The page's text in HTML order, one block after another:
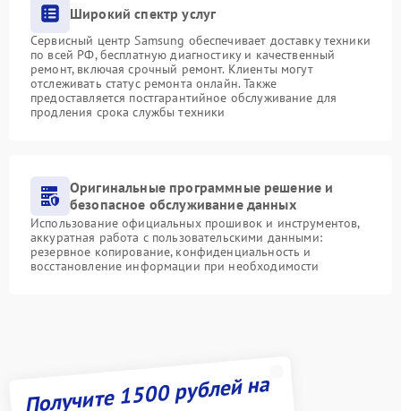
Широкий спектр услуг
Сервисный центр Samsung обеспечивает доставку техники
по всей РФ, бесплатную диагностику и качественный
ремонт, включая срочный ремонт. Клиенты могут
отслеживать статус ремонта онлайн. Также
предоставляется постгарантийное обслуживание для
продления срока службы техники
Оригинальные программные решение и
безопасное обслуживание данных
Использование официальных прошивок и инструментов,
аккуратная работа с пользовательскими данными:
резервное копирование, конфиденциальность и
восстановление информации при необходимости
Получите 1500 рублей на